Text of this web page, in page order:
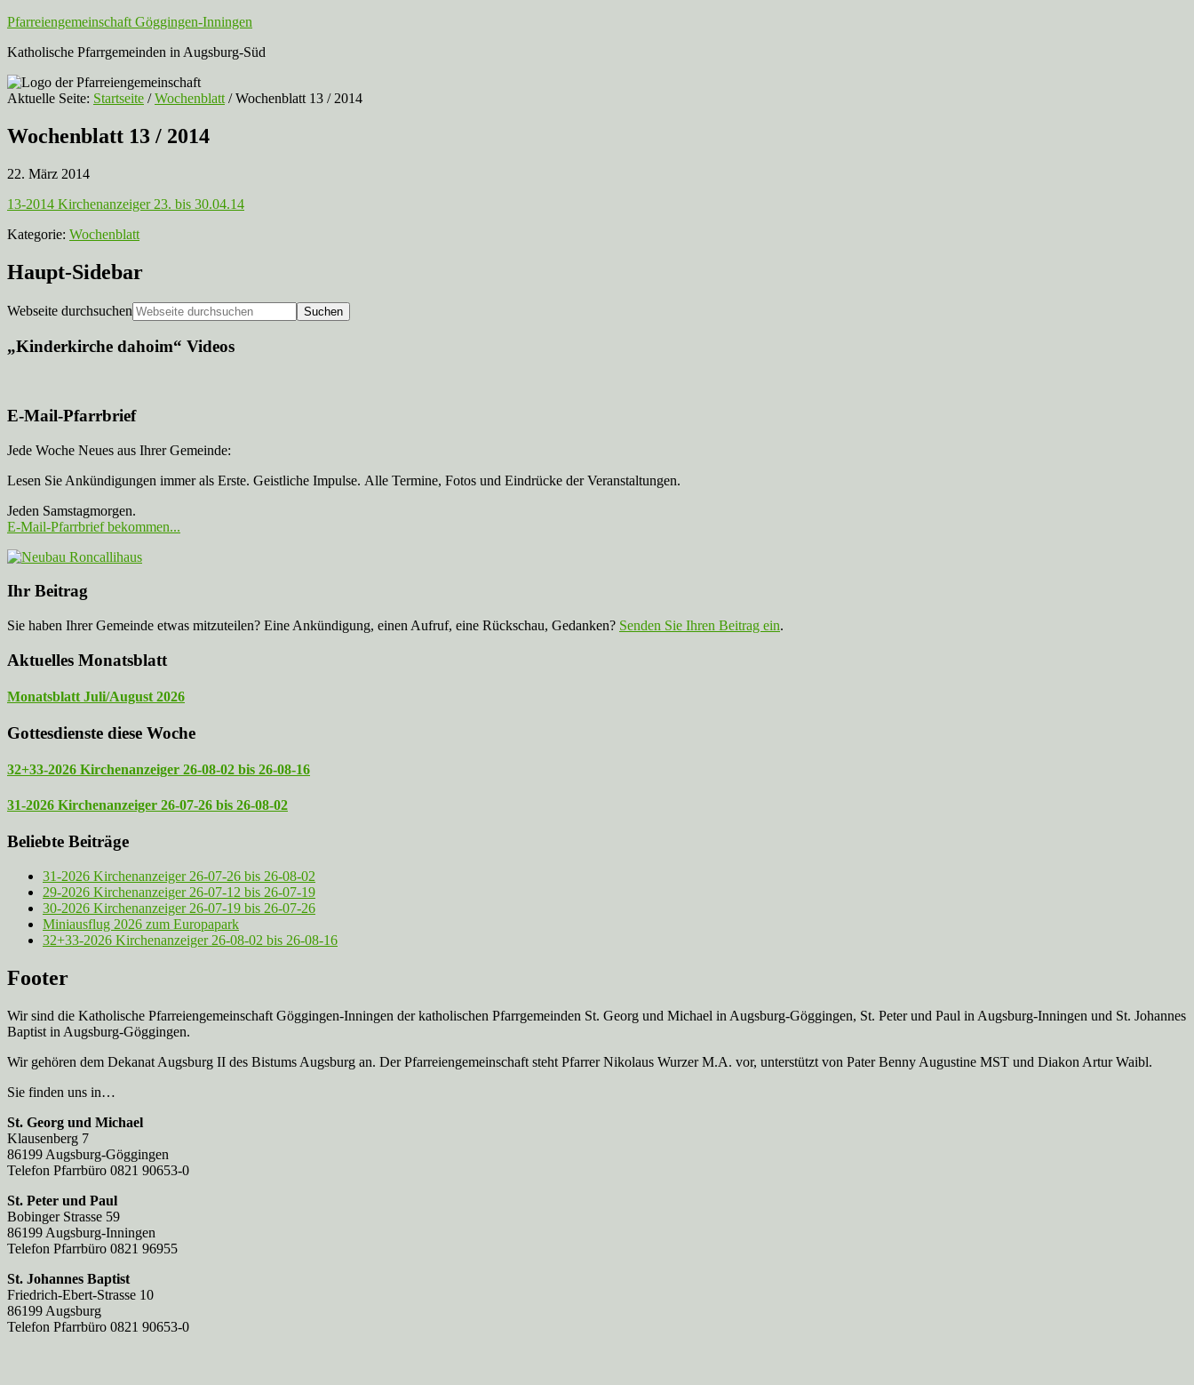
Pfarreiengemeinschaft Göggingen-Inningen
Katholische Pfarrgemeinden in Augsburg-Süd
Aktuelle Seite: Startseite / Wochenblatt /Wochenblatt 13 / 2014
Wochenblatt 13 / 2014
22. März 2014
13-2014 Kirchenanzeiger 23. bis 30.04.14
Kategorie: Wochenblatt
Haupt-Sidebar
Webseite durchsuchen
„Kinderkirche dahoim“ Videos
E-Mail-Pfarrbrief
Jede Woche Neues aus Ihrer Gemeinde:
Lesen Sie Ankündigungen immer als Erste. Geistliche Impulse. Alle Termine, Fotos und Eindrücke der Veranstaltungen.
Jeden Samstagmorgen.
E-Mail-Pfarrbrief bekommen...
Ihr Beitrag
Sie haben Ihrer Gemeinde etwas mitzuteilen? Eine Ankündigung, einen Aufruf, eine Rückschau, Gedanken? Senden Sie Ihren Beitrag ein.
Aktuelles Monatsblatt
Monatsblatt Juli/August 2026
Gottesdienste diese Woche
32+33-2026 Kirchenanzeiger 26-08-02 bis 26-08-16
31-2026 Kirchenanzeiger 26-07-26 bis 26-08-02
Beliebte Beiträge
31-2026 Kirchenanzeiger 26-07-26 bis 26-08-02
29-2026 Kirchenanzeiger 26-07-12 bis 26-07-19
30-2026 Kirchenanzeiger 26-07-19 bis 26-07-26
Miniausflug 2026 zum Europapark
32+33-2026 Kirchenanzeiger 26-08-02 bis 26-08-16
Footer
Wir sind die Katholische Pfarreien­gemeinschaft Göggingen-Inningen der katholischen Pfarrgemeinden St. Georg und Michael in Augsburg-Göggingen, St. Peter und Paul in Augsburg-Inningen und St. Johannes
Baptist in Augsburg-Göggingen.
Wir gehören dem Dekanat Augsburg II des Bistums Augsburg an. Der Pfarreien­gemeinschaft steht Pfarrer Nikolaus Wurzer M.A. vor, unterstützt von Pater Benny Augustine MST und Diakon Artur Waibl.
Sie finden uns in…
St. Georg und Michael
Klausenberg 7
86199 Augsburg-Göggingen
Telefon Pfarrbüro 0821 90653-0
St. Peter und Paul
Bobinger Strasse 59
86199 Augsburg-Inningen
Telefon Pfarrbüro 0821 96955
St. Johannes Baptist
Friedrich-Ebert-Strasse 10
86199 Augsburg
Telefon Pfarrbüro 0821 90653-0